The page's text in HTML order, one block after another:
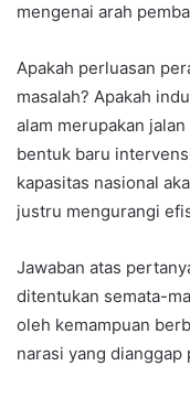
mengenai arah
Apakah perluasan
masalah? Apakah
alam merupakan
bentuk baru
kapasitas nasional
justru mengurangi
Jawaban atas
ditentukan semata-
oleh kemampuan
narasi yang